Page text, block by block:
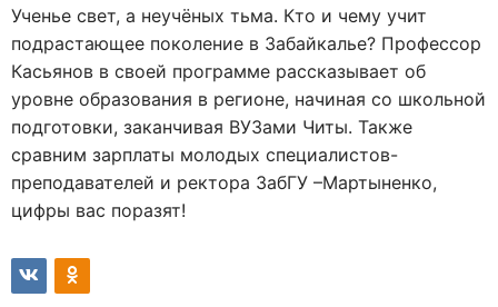
Ученье свет, а неучёных тьма. Кто и чему учит
подрастающее поколение в Забайкалье? Профессор
Касьянов в своей программе рассказывает об
уровне образования в регионе, начиная со школьной
подготовки, заканчивая ВУЗами Читы. Также
сравним зарплаты молодых специалистов-
преподавателей и ректора ЗабГУ –Мартыненко,
цифры вас поразят!